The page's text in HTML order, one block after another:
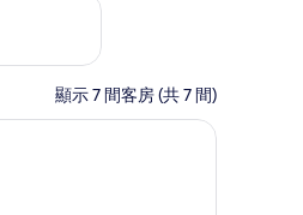
顯示 7 間客房 (共 7 間)
級公寓, 3 間臥室, 露台 | 高級寢具、舒適加